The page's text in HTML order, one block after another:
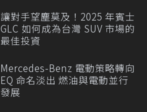
讓對手望塵莫及！2025 年賓士
GLC 如何成為台灣 SUV 市場的
最佳投資
Mercedes-Benz 電動策略轉向
EQ 命名淡出 燃油與電動並行
發展